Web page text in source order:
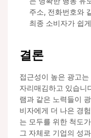
주소, 전화번호와
최종 소비자가 쉽
결론
접근성이 높은 광고
자리매김하고 있습
램과 같은 노력들이
비자에게 더 나은 경
는 모두를 위한 척도
그 자체로 기업의 성